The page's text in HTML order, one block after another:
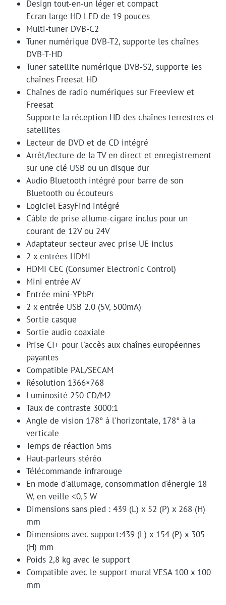
Design tout-en-un léger et compact
Ecran large HD LED de 19 pouces
Multi-tuner DVB-C2
Tuner numérique DVB-T2, supporte les chaînes
DVB-T-HD
Tuner satellite numérique DVB-S2, supporte les
chaînes Freesat HD
Chaînes de radio numériques sur Freeview et
Freesat
Supporte la réception HD des chaînes terrestres et
satellites
Lecteur de DVD et de CD intégré
Arrêt/lecture de la TV en direct et enregistrement
sur une clé USB ou un disque dur
Audio Bluetooth intégré pour barre de son
Bluetooth ou écouteurs
Logiciel EasyFind intégré
Câble de prise allume-cigare inclus pour un
courant de 12V ou 24V
Adaptateur secteur avec prise UE inclus
2 x entrées HDMI
HDMI CEC (Consumer Electronic Control)
Mini entrée AV
Entrée mini-YPbPr
2 x entrée USB 2.0 (5V, 500mA)
Sortie casque
Sortie audio coaxiale
Prise CI+ pour l'accès aux chaînes européennes
payantes
Compatible PAL/SECAM
Résolution 1366×768
Luminosité 250 CD/M2
Taux de contraste 3000:1
Angle de vision 178° à l'horizontale, 178° à la
verticale
Temps de réaction 5ms
Haut-parleurs stéréo
Télécommande infrarouge
En mode d'allumage, consommation d'énergie 18
W, en veille <0,5 W
Dimensions sans pied : 439 (L) x 52 (P) x 268 (H)
mm
Dimensions avec support:439 (L) x 154 (P) x 305
(H) mm
Poids 2,8 kg avec le support
Compatible avec le support mural VESA 100 x 100
mm